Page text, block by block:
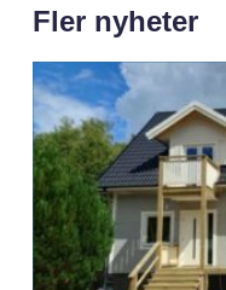
Fler nyheter